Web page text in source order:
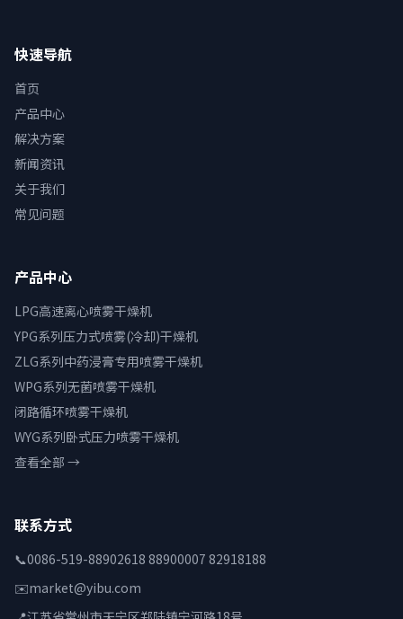
快速导航
首页
产品中心
解决方案
新闻资讯
关于我们
常见问题
产品中心
LPG高速离心喷雾干燥机
YPG系列压力式喷雾(冷却)干燥机
ZLG系列中药浸膏专用喷雾干燥机
WPG系列无菌喷雾干燥机
闭路循环喷雾干燥机
WYG系列卧式压力喷雾干燥机
查看全部 →
联系方式
📞0086-519-88902618 88900007 82918188
✉️market@yibu.com